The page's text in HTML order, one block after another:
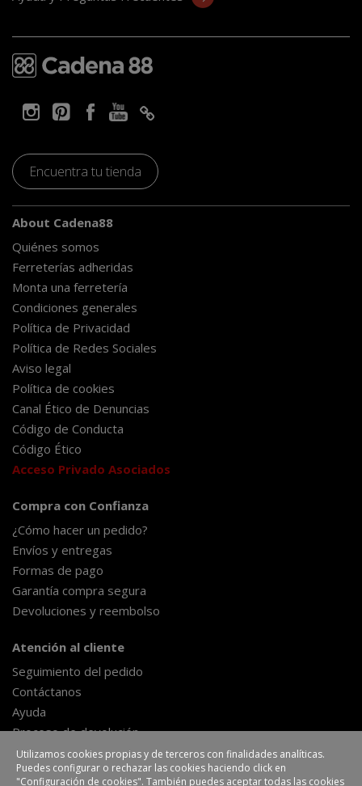
Encuentra tu tienda
About Cadena88
Quiénes somos
Ferreterías adheridas
Monta una ferretería
Condiciones generales
Política de Privacidad
Política de Redes Sociales
Aviso legal
Política de cookies
Canal Ético de Denuncias
Código de Conducta
Código Ético
Acceso Privado Asociados
Compra con Confianza
¿Cómo hacer un pedido?
Envíos y entregas
Formas de pago
Garantía compra segura
Devoluciones y reembolso
Atención al cliente
Seguimiento del pedido
Contáctanos
Ayuda
Proceso de devolución
Formulario de desestimiento
Utilizamos cookies propias y de terceros con finalidades analíticas.
Puedes configurar o rechazar las cookies haciendo click en
"Configuración de cookies". También puedes aceptar todas las cookies